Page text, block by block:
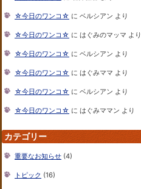
☆今日のワンコ☆ に ベルシアン より
☆今日のワンコ☆ に はぐみのマッマ より
☆今日のワンコ☆ に ベルシアン より
☆今日のワンコ☆ に はぐみママ より
☆今日のワンコ☆ に ベルシアン より
☆今日のワンコ☆ に はぐみママン より
カテゴリー
重要なお知らせ (4)
トピック (16)